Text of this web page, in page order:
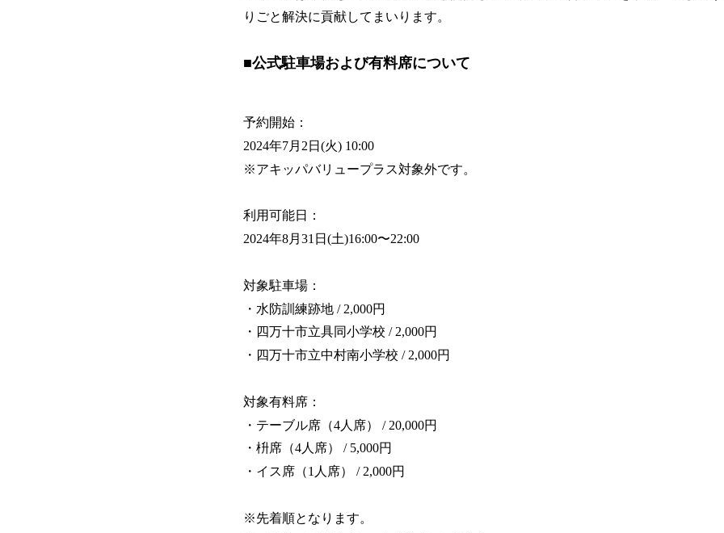
りごと解決に貢献してまいります。
■公式駐車場および有料席について
予約開始：
2024年7月2日(火) 10:00
※アキッパバリュープラス対象外です。
利用可能日：
2024年8月31日(土)16:00〜22:00
対象駐車場：
・水防訓練跡地 / 2,000円
・四万十市立具同小学校 / 2,000円
・四万十市立中村南小学校 / 2,000円
対象有料席：
・テーブル席（4人席） / 20,000円
・枡席（4人席） / 5,000円
・イス席（1人席） / 2,000円
※先着順となります。